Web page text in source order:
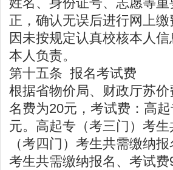
正，确认无误后进行网上
因未按规定认真校核本人
本人负责。
第十五条 报名考试费
根据省物价局、财政厅苏
名费为20元，考试费：高
元。高起专（考三门）考
（考四门）考生共需缴纳
考生共需缴纳报名、考试